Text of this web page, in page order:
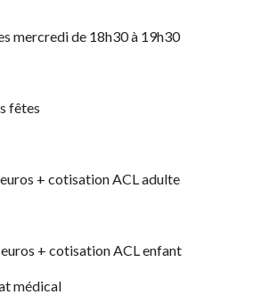
les mercredi de 18h30 à 19h30
fêtes
euros + cotisation ACL adulte
euros + cotisation ACL enfant
médical